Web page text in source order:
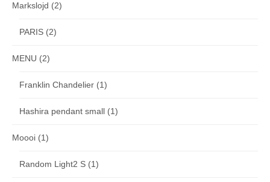
Markslojd (2)
PARIS (2)
MENU (2)
Franklin Chandelier (1)
Hashira pendant small (1)
Moooi (1)
Random Light2 S (1)